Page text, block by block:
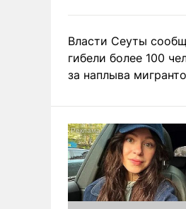
Власти Сеуты
гибели более 100
за наплыва